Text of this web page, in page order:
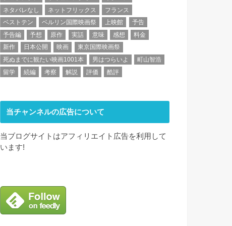
ネタバレなし
ネットフリックス
フランス
ベストテン
ベルリン国際映画祭 上映館
予告
予告編
予想 原作 実話 意味 感想
料金
新作
日本公開 映画
東京国際映画祭
死ぬまでに観たい映画1001本
男はつらいよ
町山智浩
留学
続編 考察 解説 評価 酷評
当チャンネルの広告について
当ブログサイトはアフィリエイト広告を利用して
います!